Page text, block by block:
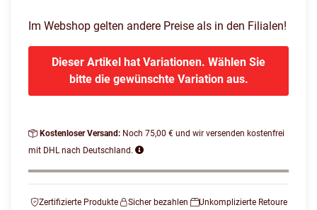
Im Webshop gelten andere Preise als in den Filialen!
Dieser Artikel hat Variationen. Wählen Sie
bitte die gewünschte Variation aus.
Kostenloser Versand: Noch 75,00 € und wir versenden kostenfrei
mit DHL nach Deutschland.
Zertifizierte Produkte Sicher bezahlen Unkomplizierte Retoure